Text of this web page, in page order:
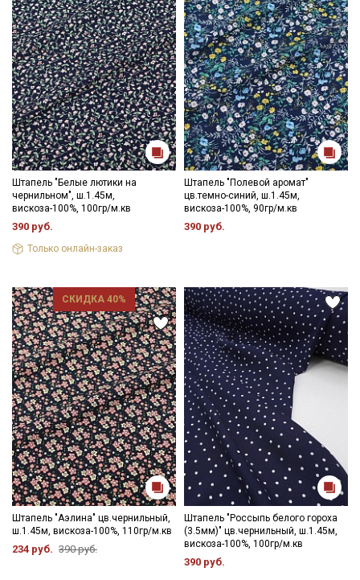
Штапель "Белые лютики на
чернильном", ш.1.45м,
вискоза-100%, 100гр/м.кв
390 руб.
Только онлайн-заказ
Штапель "Полевой аромат"
цв.темно-синий, ш.1.45м,
вискоза-100%, 90гр/м.кв
390 руб.
СКИДКА 40%
Штапель "Аэлина" цв.чернильный,
ш.1.45м, вискоза-100%, 110гр/м.кв
234 руб. 390 руб.
Штапель "Россыпь белого гороха
(3.5мм)" цв.чернильный, ш.1.45м,
вискоза-100%, 100гр/м.кв
390 руб.
Ознакомлен(а) сПолитикой обработки персональных
данныхи даюСогласие на обработку персональных
данных
ДаюСогласие на получение рекламных и
информационных рассылок